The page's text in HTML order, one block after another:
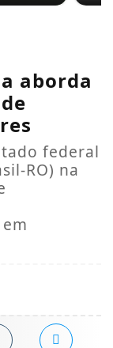
aborda
federal
RO) na